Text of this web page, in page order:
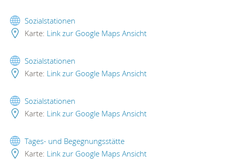
Sozialstationen
Karte: Link zur Google Maps Ansicht
Sozialstationen
Karte: Link zur Google Maps Ansicht
Sozialstationen
Karte: Link zur Google Maps Ansicht
Tages- und Begegnungsstätte
Karte: Link zur Google Maps Ansicht